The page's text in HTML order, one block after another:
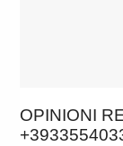
OPINIONI